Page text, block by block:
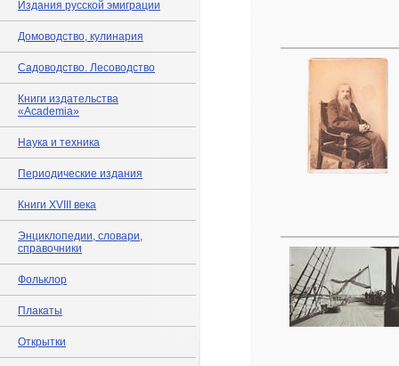
Издания русской эмиграции
Домоводство, кулинария
Садоводство. Лесоводство
Книги издательства
«Academia»
Наука и техника
Периодические издания
Книги XVIII века
Энциклопедии, словари,
справочники
Фольклор
Плакаты
Открытки